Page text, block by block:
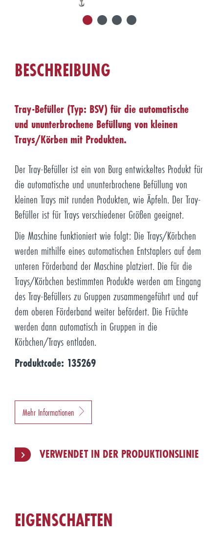
BESCHREIBUNG
Tray-Befüller (Typ: BSV) für die automatische
und ununterbrochene Befüllung von kleinen
Trays/Körben mit Produkten.
Der Tray-Befüller ist ein von Burg entwickeltes Produkt für
die automatische und ununterbrochene Befüllung von
kleinen Trays mit runden Produkten, wie Äpfeln. Der Tray-
Befüller ist für Trays verschiedener Größen geeignet.
Die Maschine funktioniert wie folgt: Die Trays/Körbchen
werden mithilfe eines automatischen Entstaplers auf dem
unteren Förderband der Maschine platziert. Die für die
Trays/Körbchen bestimmten Produkte werden am Eingang
des Tray-Befüllers zu Gruppen zusammengeführt und auf
dem oberen Förderband weiter befördert. Die Früchte
werden dann automatisch in Gruppen in die
Körbchen/Trays entladen.
Produktcode: 135269
Mehr Informationen
VERWENDET IN DER PRODUKTIONSLINIE
EIGENSCHAFTEN